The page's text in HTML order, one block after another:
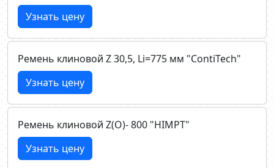
Узнать цену
Ремень клиновой Z 30,5, Li=775 мм "ContiTech"
Узнать цену
Ремень клиновой Z(О)- 800 "HIMPT"
Узнать цену